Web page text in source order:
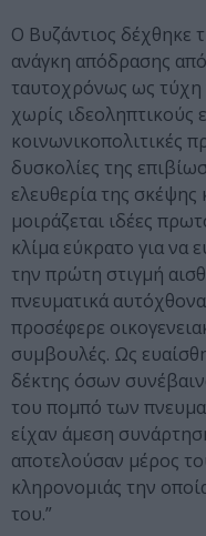
Ο Βυζάντιος δέχθηκε
ανάγκη απόδρασης
ταυτοχρόνως ως τύχη
χωρίς ιδεοληπτικούς
κοινωνικοπολιτικές
δυσκολίες της
ελευθερία της σκέψης
μοιράζεται ιδέες
κλίμα εύκρατο για να
την πρώτη στιγμή
πνευματικά
προσέφερε
συμβουλές. Ως
δέκτης όσων
του πομπό των
είχαν άμεση
αποτελούσαν μέρος
κληρονομιάς την
του.”